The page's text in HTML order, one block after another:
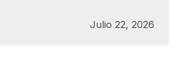
Julio 22, 2026